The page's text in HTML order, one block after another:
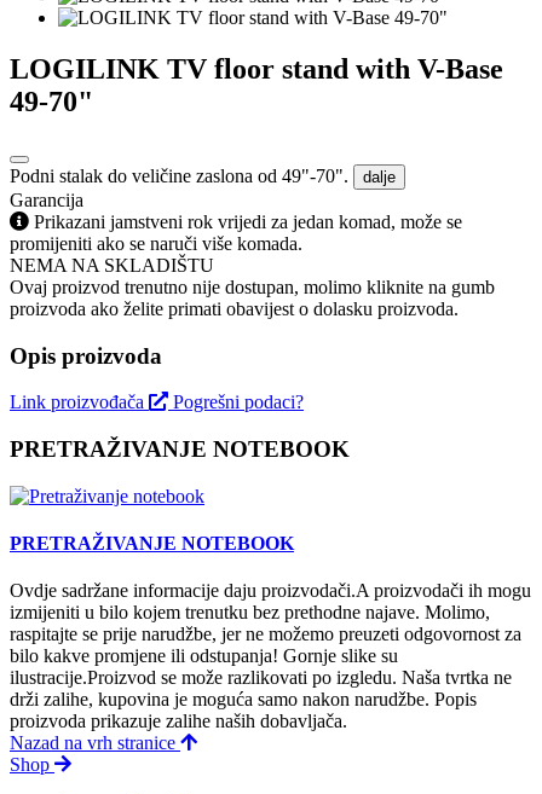
LOGILINK TV floor stand with V-Base
49-70"
Podni stalak do veličine zaslona od 49"-70". dalje
Garancija
Prikazani jamstveni rok vrijedi za jedan komad, može se
promijeniti ako se naruči više komada.
NEMA NA SKLADIŠTU
Ovaj proizvod trenutno nije dostupan, molimo kliknite na gumb
proizvoda ako želite primati obavijest o dolasku proizvoda.
Opis proizvoda
Link proizvođača Pogrešni podaci?
PRETRAŽIVANJE NOTEBOOK
PRETRAŽIVANJE NOTEBOOK
Ovdje sadržane informacije daju proizvodači.A proizvodači ih mogu
izmijeniti u bilo kojem trenutku bez prethodne najave. Molimo,
raspitajte se prije narudžbe, jer ne možemo preuzeti odgovornost za
bilo kakve promjene ili odstupanja! Gornje slike su
ilustracije.Proizvod se može razlikovati po izgledu. Naša tvrtka ne
drži zalihe, kupovina je moguća samo nakon narudžbe. Popis
proizvoda prikazuje zalihe naših dobavljača.
Nazad na vrh stranice
Shop